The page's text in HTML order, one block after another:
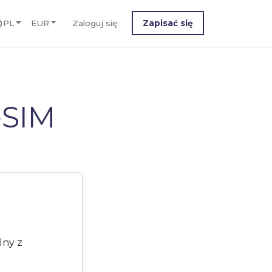
PL EUR Zaloguj się Zapisać się
z